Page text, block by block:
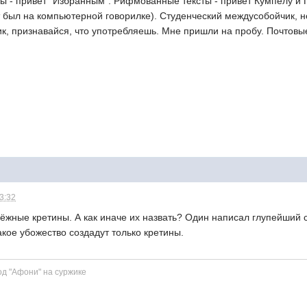
был на компьютерной говорилке). Студенческий междусобойчик,
признавайся, что употребляешь. Мне пришли на пробу.
кретины. А как иначе их назвать? Один написал глупейший
убожество создадут только кретины.
"Афони" на суржике